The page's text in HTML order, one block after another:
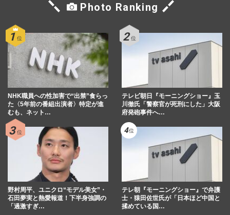
Photo Ranking
NHK職員への性加害で“出禁”食らっ
た〈5年前の番組出演者〉特定が進
むも、ネット…
テレビ朝日『モーニングショー』玉
川徹氏「警察官が死刑にした」大阪
府発砲事件へ…
野村周平、ユニクロ“モデル美女”・
石田夢実と熱愛報道！下半身強調の
「過激すぎ…
テレ朝『モーニングショー』で弁護
士・猿田佐世氏が「日本ほど中国と
揉めている国…